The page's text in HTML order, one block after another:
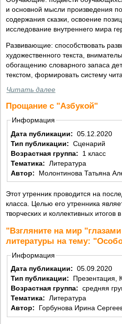
и основной мысли произведения
содержания сказки, освоение
исследование внутреннего мира
Развивающие: способствовать
художественного текста,
обогащению словарного запаса
текстом, формировать систему
Читать далее
Прощание с "Азбукой"
Информация
Дата публикации: 05.12.2020
Тип публикации: Сценарий
Возрастная группа:
1 класс
Тематика: Литература
Автор:
Молонтинова Татьяна
Этот утренник проводится на
класса. Целью его утренника
творческих и коллективных итогов
"Взгляните на мир
литературы на тему:
Информация
Дата публикации: 05.09.2020
Тип публикации:
Презентация,
Возрастная группа: средняя
Тематика: Литература
Автор:
Горбунова Ирина